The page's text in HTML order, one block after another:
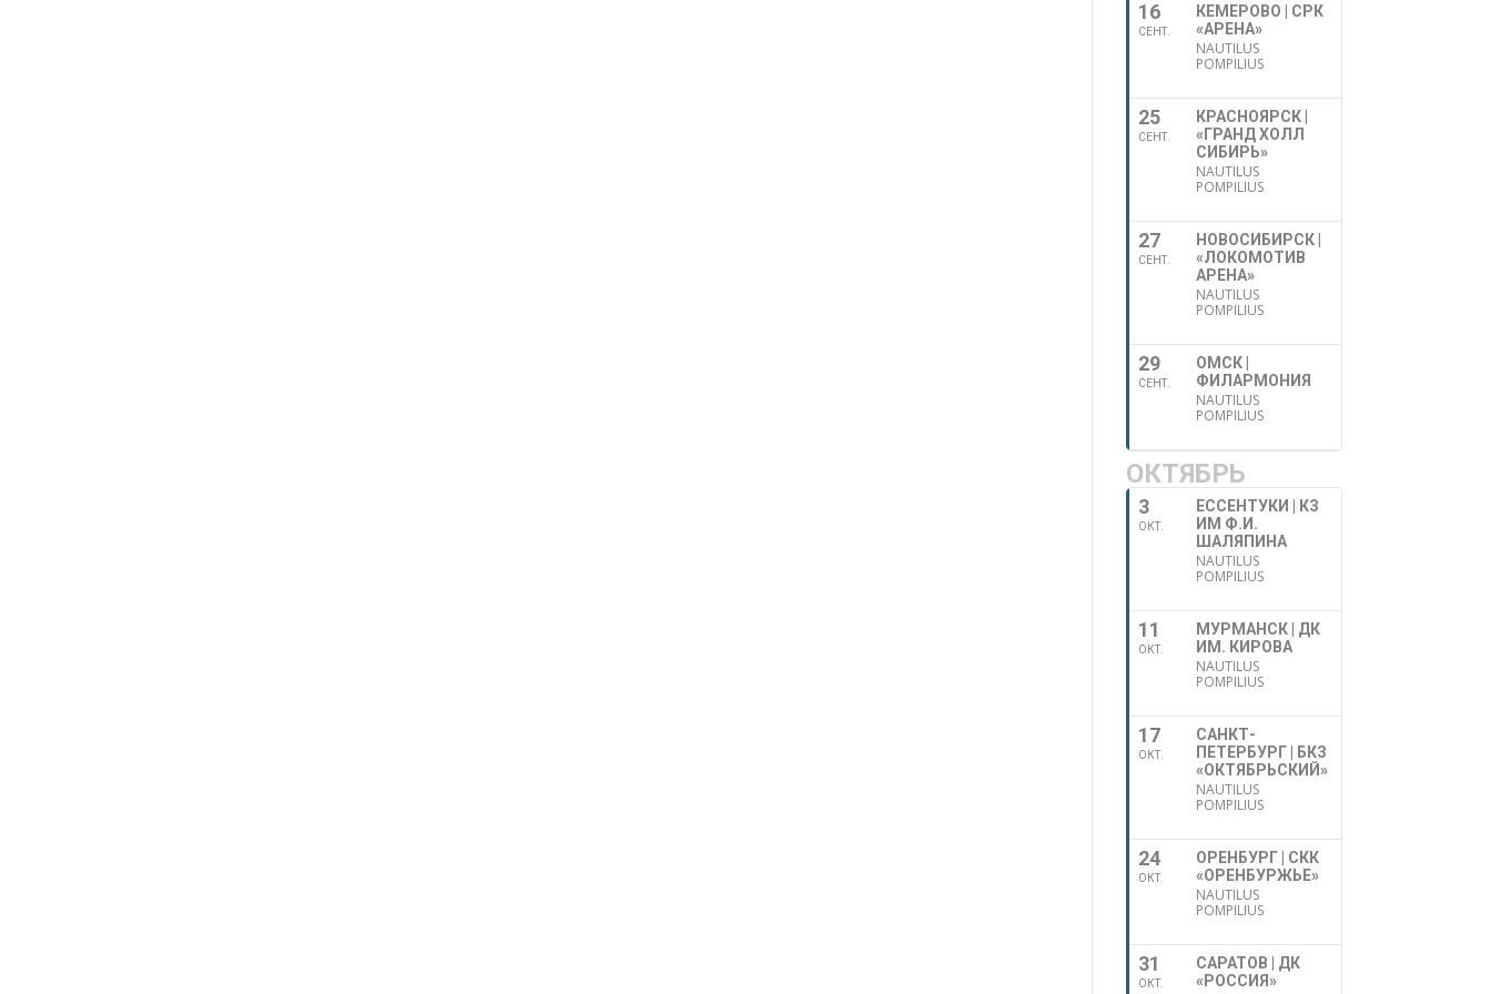
16
СЕНТ.
КЕМЕРОВО | СРК
«АРЕНА»
NAUTILUS
POMPILIUS
25
СЕНТ.
КРАСНОЯРСК |
«ГРАНД ХОЛЛ
СИБИРЬ»
NAUTILUS
POMPILIUS
27
СЕНТ.
НОВОСИБИРСК |
«ЛОКОМОТИВ
АРЕНА»
NAUTILUS
POMPILIUS
29
СЕНТ.
ОМСК |
ФИЛАРМОНИЯ
NAUTILUS
POMPILIUS
ОКТЯБРЬ
3
ОКТ.
ЕССЕНТУКИ | КЗ
ИМ Ф.И.
ШАЛЯПИНА
NAUTILUS
POMPILIUS
11
ОКТ.
МУРМАНСК | ДК
ИМ. КИРОВА
NAUTILUS
POMPILIUS
17
ОКТ.
САНКТ-
ПЕТЕРБУРГ | БКЗ
«ОКТЯБРЬСКИЙ»
NAUTILUS
POMPILIUS
24
ОКТ.
ОРЕНБУРГ | СКК
«ОРЕНБУРЖЬЕ»
NAUTILUS
POMPILIUS
31
ОКТ.
САРАТОВ | ДК
«РОССИЯ»